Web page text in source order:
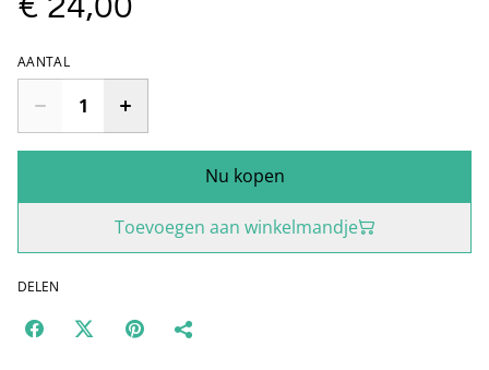
AANTAL
Nu kopen
Toevoegen aan winkelmandje
DELEN